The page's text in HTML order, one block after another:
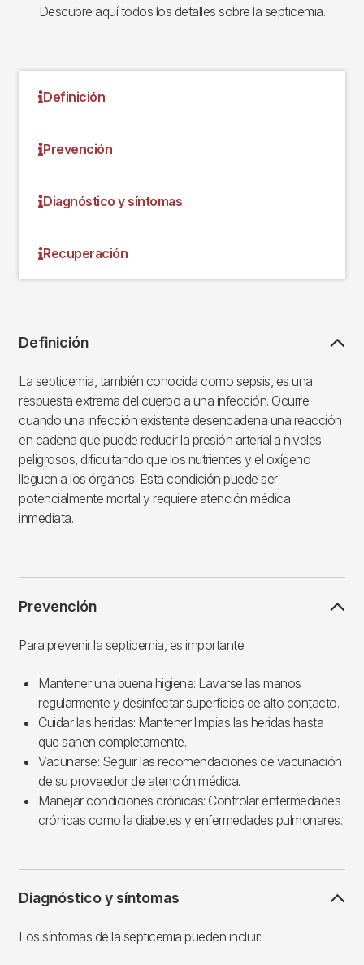
Descubre aquí todos los detalles sobre la septicemia.
Definición
Prevención
Diagnóstico y síntomas
Recuperación
Definición
La septicemia, también conocida como sepsis, es una
respuesta extrema del cuerpo a una infección. Ocurre
cuando una infección existente desencadena una reacción
en cadena que puede reducir la presión arterial a niveles
peligrosos, dificultando que los nutrientes y el oxígeno
lleguen a los órganos. Esta condición puede ser
potencialmente mortal y requiere atención médica
inmediata.
Prevención
Para prevenir la septicemia, es importante:
Mantener una buena higiene: Lavarse las manos
regularmente y desinfectar superficies de alto contacto.
Cuidar las heridas: Mantener limpias las heridas hasta
que sanen completamente.
Vacunarse: Seguir las recomendaciones de vacunación
de su proveedor de atención médica.
Manejar condiciones crónicas: Controlar enfermedades
crónicas como la diabetes y enfermedades pulmonares.
Diagnóstico y síntomas
Los síntomas de la septicemia pueden incluir: